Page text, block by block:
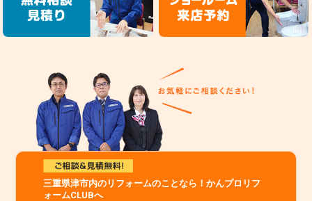
三重県津市内のリフォームのことなら！かんプロリフ
ォームCLUBへ